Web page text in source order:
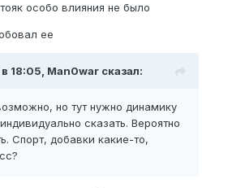
особо влияния не было
ее
18:05, Man0war сказал:
но тут нужно динамику
сказать. Вероятно
Спорт, добавки какие-то,